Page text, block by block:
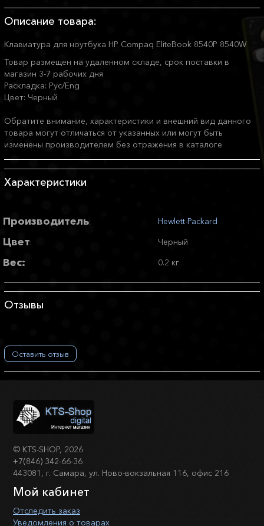
Описание товара:
Клавиатура для ноутбука HP Compaq EliteBook 8540P 8540W
Товар размещен на удаленном складе, срок поставки в
магазин 3-7 рабочих дня
Раскладка: Рус/Eng
Цвет: Черный
Обратите внимание, характеристики и внешний вид данного
товара могут отличаться от указанных или могут быть
изменены производителем без отражения в каталоге
Характеристики
Производитель: Hewlett-Packard
Цвет: Черный
Вес: 0.2 кг
Отзывы
Оставить отзыв
© KTS-SHOP, 2026
+7(846) 342-66-36
443081, г. Самара, ул. Ново-вокзальная 116, офис 216
Мой кабинет
Отследить заказ
Уведомления о товарах